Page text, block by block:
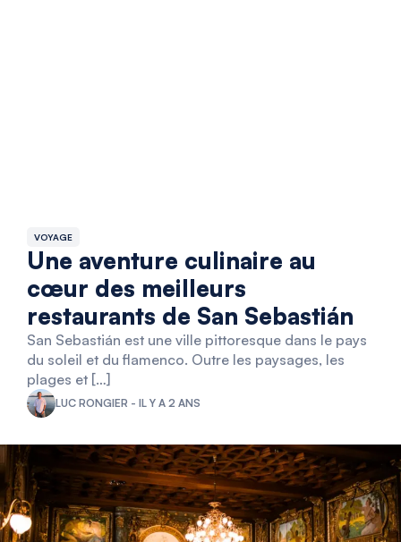
VOYAGE
Une aventure culinaire au
cœur des meilleurs
restaurants de San Sebastián
San Sebastián est une ville pittoresque dans le pays
du soleil et du flamenco. Outre les paysages, les
plages et […]
LUC RONGIER - IL Y A 2 ANS